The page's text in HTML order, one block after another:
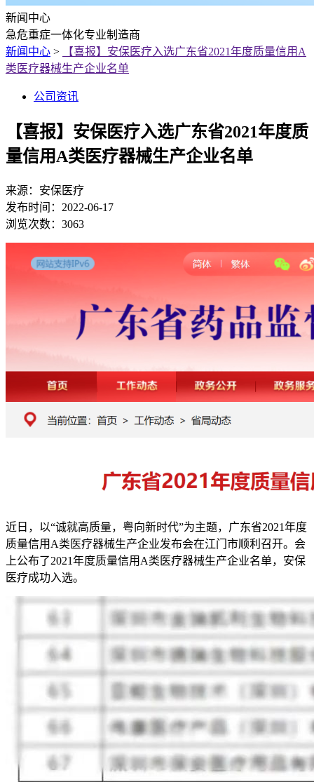
新闻中心
急危重症一体化专业制造商
新闻中心 >
【喜报】安保医疗入选广东省2021年度质量信用A
类医疗器械生产企业名单
公司资讯
【喜报】安保医疗入选广东省2021年度质
量信用A类医疗器械生产企业名单
来源： 安保医疗
发布时间： 2022-06-17
浏览次数： 3063
近日，以“诚就高质量，粤向新时代”为主题，广东省2021年度
质量信用A类医疗器械生产企业发布会在江门市顺利召开。会
上公布了2021年度质量信用A类医疗器械生产企业名单，安保
医疗成功入选。